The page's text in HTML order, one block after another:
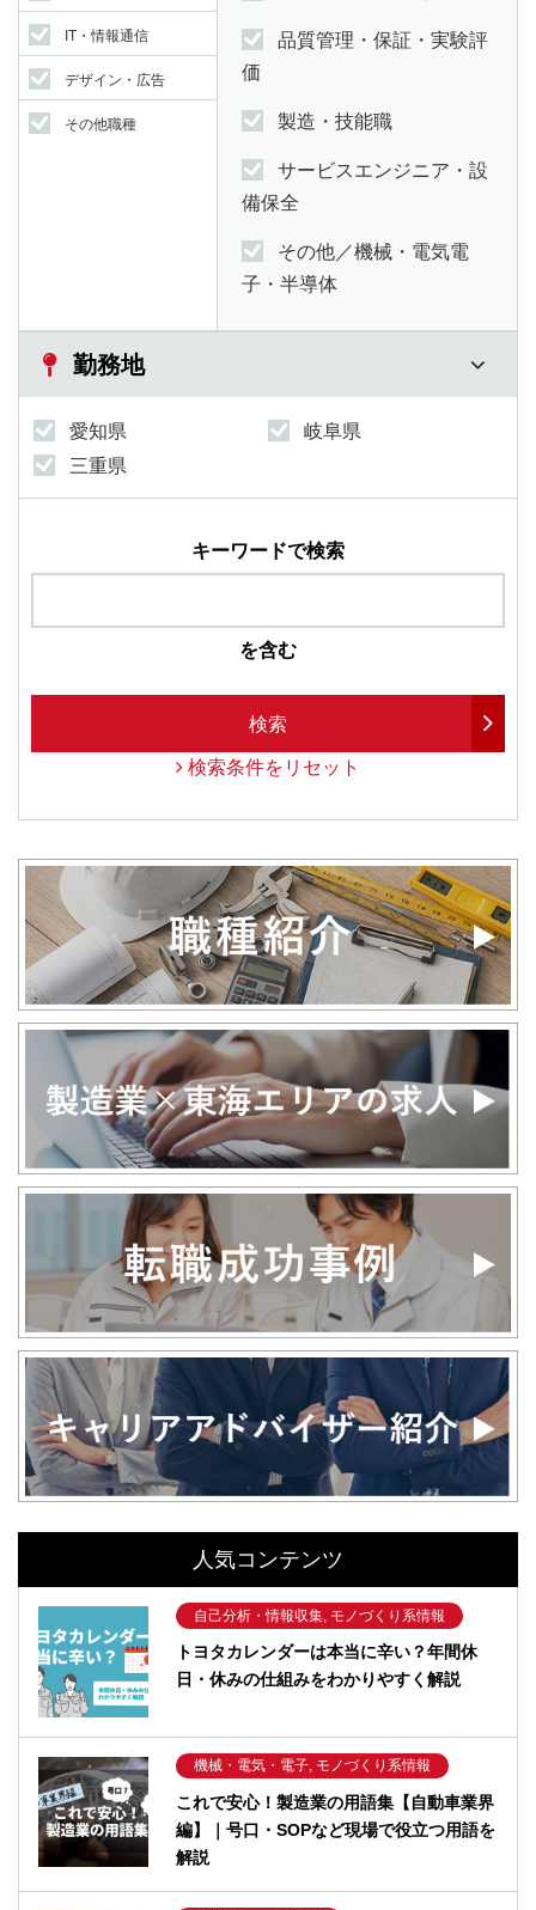
IT・情報通信
デザイン・広告
その他職種
品質管理・保証・実験評
価
製造・技能職
サービスエンジニア・設
備保全
その他／機械・電気電
子・半導体
勤務地
愛知県
岐阜県
三重県
キーワードで検索
を含む
検索
検索条件をリセット
人気コンテンツ
自己分析・情報収集, モノづくり系情報
トヨタカレンダーは本当に辛い？年間休
日・休みの仕組みをわかりやすく解説
機械・電気・電子, モノづくり系情報
これで安心！製造業の用語集【自動車業界
編】｜号口・SOPなど現場で役立つ用語を
解説